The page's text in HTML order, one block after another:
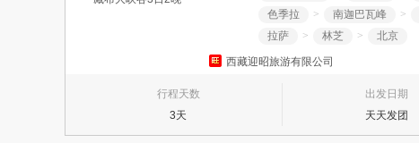
色季拉
> 南迦巴瓦峰 >
拉萨
> 林芝 > 北京
西藏迎昭旅游有限公司
行程天数
3天
出发日期
天天发团